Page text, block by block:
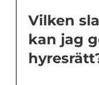
Vilken
kan jag